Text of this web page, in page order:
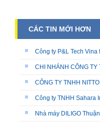
CÁC TIN MỚI HƠN
Công ty P&L Tech Vina
CHI NHÁNH CÔNG TY
CÔNG TY TNHH
Công ty TNHH Sahara
Nhà máy DILIGO